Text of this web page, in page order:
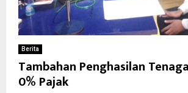
Berita
Tambahan Penghasilan
0% Pajak